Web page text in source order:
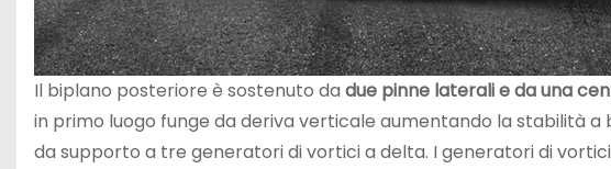
Il biplano posteriore è sostenuto da due pinne laterali e da una
in primo luogo funge da deriva verticale aumentando la stabilità a
da supporto a tre generatori di vortici a delta. I generatori di